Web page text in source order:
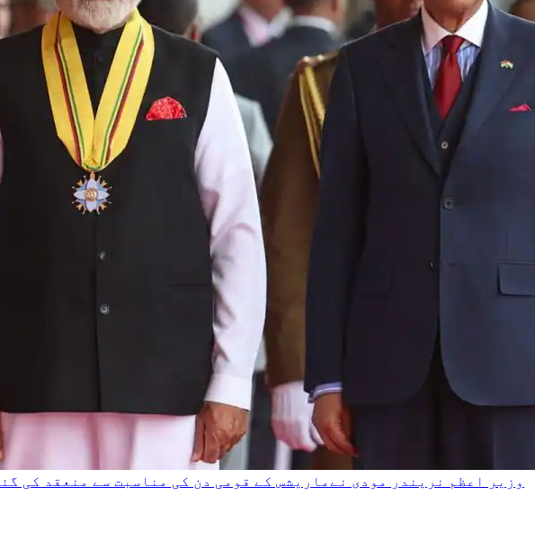
وزیر اعظم نریندر مودی نےماریشس کے قومی دن کی مناسبت سے منعقد کی